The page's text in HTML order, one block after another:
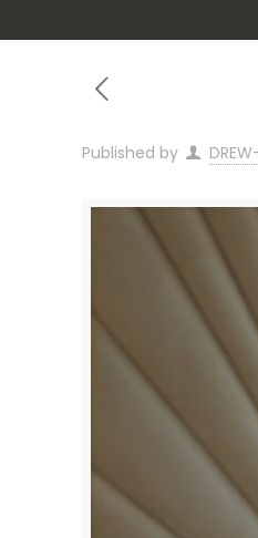
Published by